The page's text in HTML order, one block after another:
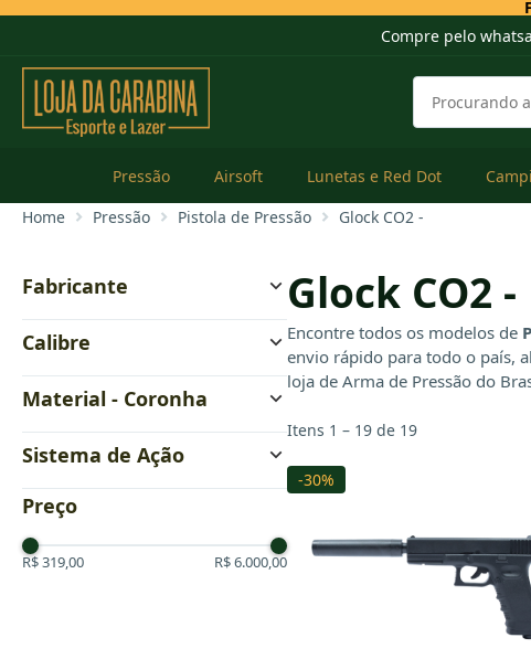
Compre pelo
Pressão Airsoft Lunetas e Red Dot
Home
Pressão Pistola de Pressão Glock CO2 -
Fabricante
KWC
Niksan
Rossi
Umarex
Wingun
Calibre
4.5 mm
6 mm
Material - Coronha
Polímero
Full Metal
Sistema de Ação
CO2
Preço
R$ 319,00 R$ 6.000,00
Glock CO2 -
Encontre todos os modelos de
envio rápido para todo o país,
loja de Arma de Pressão do
Itens 1 – 19 de 19
-30%